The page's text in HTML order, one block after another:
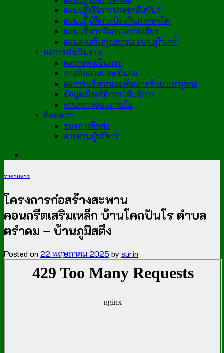
แผนปฏิบัติการประชาสัมพันธ์
แผนปฏิบัติการป้องกันการทุจริต
แผนบริหารจัดการความเสี่ยง
แผนส่งเสริมคุณธรรม อบจ.สุรินทร์
ผลการดำเนินงาน
ผลการดำเนินการ
การติดตามประเมินผล
ผลการบริหารและพัฒนาทรัพยากรบุคคล
ข้อมูลเชิงสถิติการให้บริการ
งานตรวจสอบภายใน
ติดต่อเรา
ช่องทางติดต่อ
สายด่วนผู้บริหาร
ราคากลาง
โครงการก่อสร้างสะพาน
คอนกรีตเสริมเหล็ก บ้านโคกปันโร ตำบล
ตรำดม – บ้านภูมิสตึง
Posted on 22 พฤษภาคม 2025 bysurin